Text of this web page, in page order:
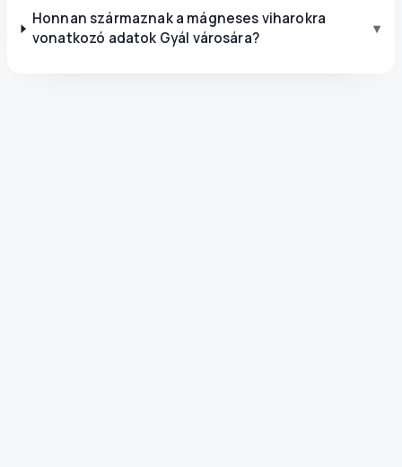
Honnan származnak a mágneses viharokra
vonatkozó adatok Gyál városára?
▾